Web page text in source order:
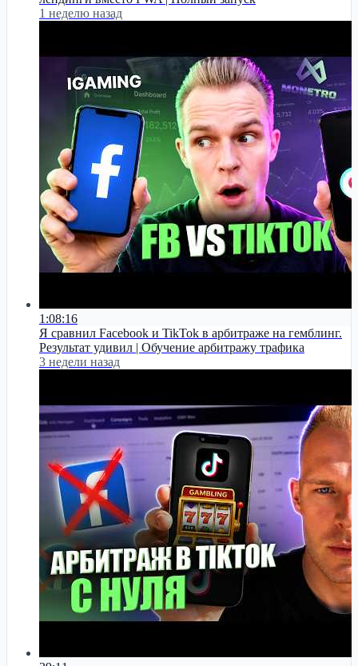
1 неделю назад
1:08:16
Я сравнил Facebook и TikTok в арбитраже на гемблинг.
Результат удивил | Обучение арбитражу трафика
3 недели назад